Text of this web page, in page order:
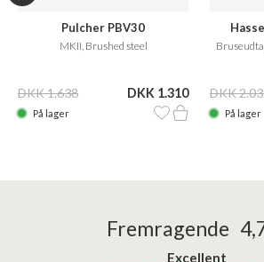
Pulcher PBV30
MKII, Brushed steel
DKK 1.638 DKK 1.310
På lager
DKK
På lager
Fremragende
Excellent